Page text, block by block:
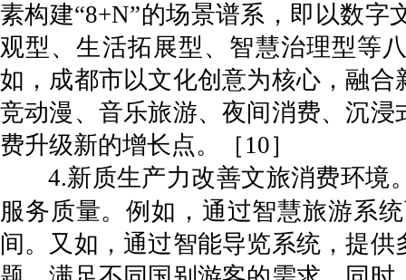
素构建“8+N”的场景谱系，即以数
观型、生活拓展型、智慧治理型等
如，成都市以文化创意为核心，融
竞动漫、音乐旅游、夜间消费、沉
费升级新的增长点。［10］
4.新质生产力改善文旅消费环境
服务质量。例如，通过智慧旅游系
间。又如，通过智能导览系统，提